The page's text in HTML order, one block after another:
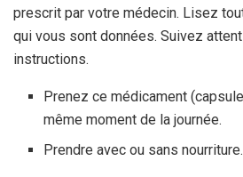
prescrit par votre médecin. Lisez
qui vous sont données. Suivez
instructions.
Prenez ce médicament
même moment de la journée.
Prendre avec ou sans nourriture.